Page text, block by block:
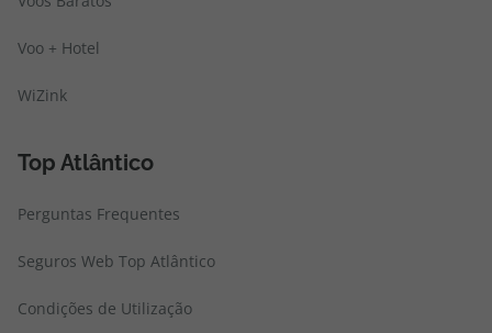
Voo + Hotel
WiZink
Top Atlântico
Perguntas Frequentes
Seguros Web Top Atlântico
Condições de Utilização